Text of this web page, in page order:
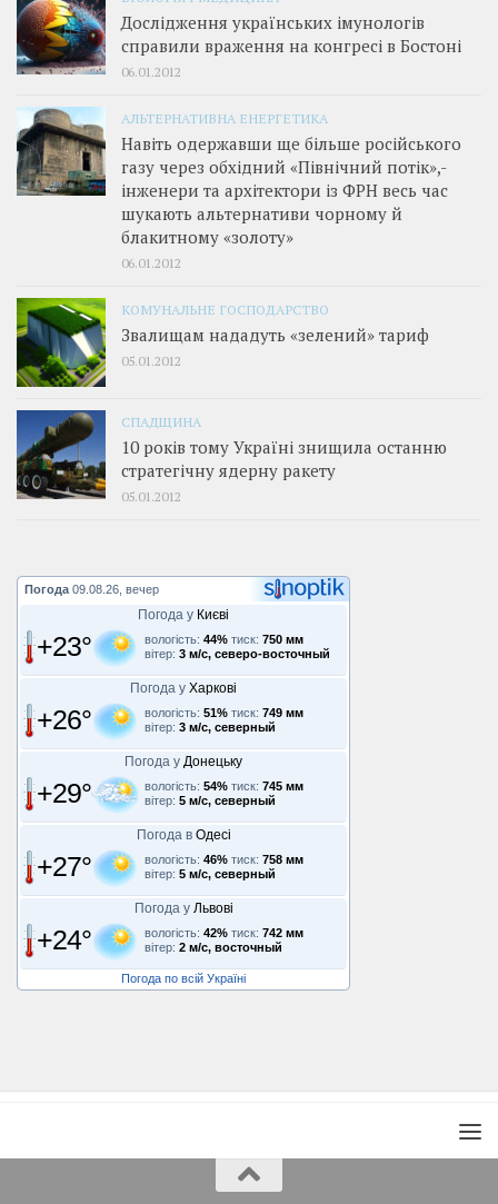
Дослідження українських імунологів
справили враження на конгресі в Бостоні
06.01.2012
АЛЬТЕРНАТИВНА ЕНЕРГЕТИКА
Навіть одержавши ще більше російського
газу через обхідний «Північний потік»,­
інженери та архітектори із ФРН весь час
шукають альтернативи чорному й
блакитному «золоту»
06.01.2012
КОМУНАЛЬНЕ ГОСПОДАРСТВО
Звалищам нададуть «зелений» тариф
05.01.2012
СПАДЩИНА
10 років тому Україні знищила останню
стратегічну ядерну ракету
05.01.2012
Погода 09.08.26, вечер
Погода у Києві
+23° вологість: 44% тиск: 750 мм
вітер: 3 м/с, северо-восточный
Погода у Харкові
+26° вологість: 51% тиск: 749 мм
вітер: 3 м/с, северный
Погода у Донецьку
+29° вологість: 54% тиск: 745 мм
вітер: 5 м/с, северный
Погода в Одесі
+27° вологість: 46% тиск: 758 мм
вітер: 5 м/с, северный
Погода у Львові
+24° вологість: 42% тиск: 742 мм
вітер: 2 м/с, восточный
Погода по всій Україні